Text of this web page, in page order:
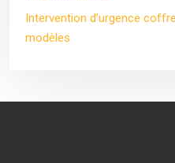
Intervention d’urgence
modèles